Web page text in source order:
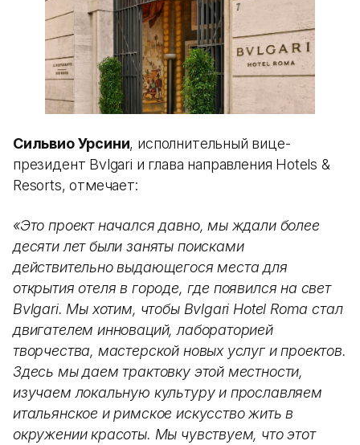
Сильвио Урсини, исполнительный вице-
президент Bvlgari и глава направления Hotels &
Resorts, отмечает:
«Это проект начался давно, мы ждали более
десяти лет были заняты поисками
действительно выдающегося места для
открытия отеля в городе, где появился на свет
Bvlgari. Мы хотим, чтобы Bvlgari Hotel Roma стал
двигателем инноваций, лабораторией
творчества, мастерской новых услуг и проектов.
Здесь мы даем трактовку этой местности,
изучаем локальную культуру и прославляем
итальянское и римское искусство жить в
окружении красоты. Мы чувствуем, что этот